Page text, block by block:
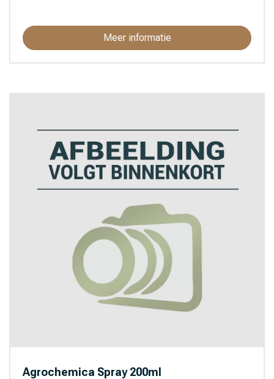
Meer informatie
Agrochemica Spray 200ml